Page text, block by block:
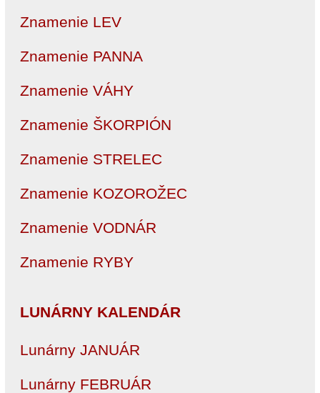
Znamenie LEV
Znamenie PANNA
Znamenie VÁHY
Znamenie ŠKORPIÓN
Znamenie STRELEC
Znamenie KOZOROŽEC
Znamenie VODNÁR
Znamenie RYBY
LUNÁRNY KALENDÁR
Lunárny JANUÁR
Lunárny FEBRUÁR